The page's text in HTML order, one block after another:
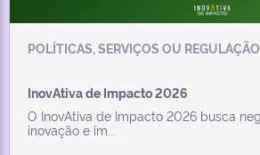
POLÍTICAS, SERVIÇOS OU REGULAÇÃO
InovAtiva de Impacto 2026
O InovAtiva de Impacto 2026 busca
inovação e im...